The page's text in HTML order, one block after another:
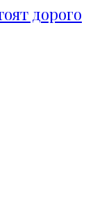
дорого